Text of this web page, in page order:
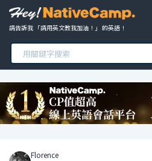
請告訴我 「請用英文教我加油！」 的英語！
Florence